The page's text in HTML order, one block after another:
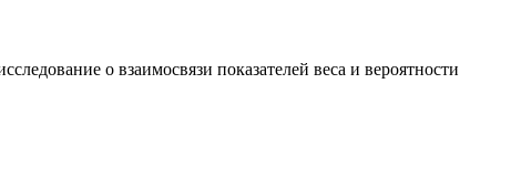
о взаимосвязи показателей веса и вероятности